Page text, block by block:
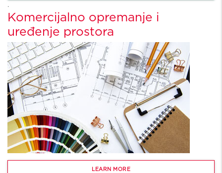
.
Komercijalno opremanje i
uređenje prostora
LEARN MORE